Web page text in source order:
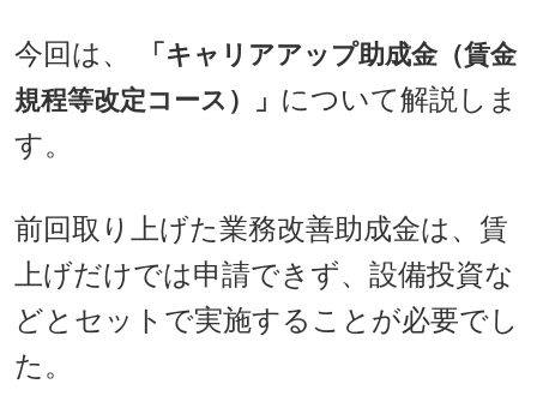
今回は、
「キャリアアップ助成金（賃金
規程等改定コース）」 について解説しま
す。
前回取り上げた業務改善助成金は、賃
上げだけでは申請できず、設備投資な
どとセットで実施することが必要でし
た。